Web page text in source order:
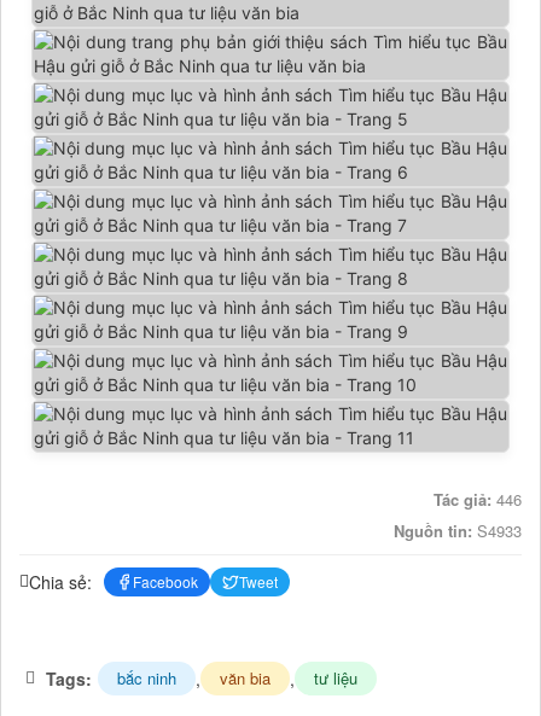
Tác giả: 446
Nguồn tin: S4933
Chia sẻ: Facebook Tweet
Tags: bắc ninh , văn bia , tư liệu